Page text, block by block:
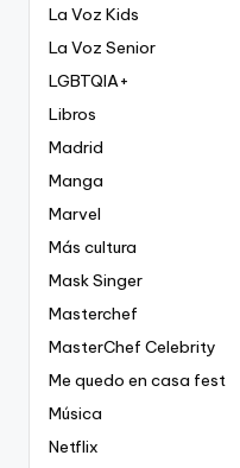
La Voz Kids
La Voz Senior
LGBTQIA+
Libros
Madrid
Manga
Marvel
Más cultura
Mask Singer
Masterchef
MasterChef Celebrity
Me quedo en casa fest
Música
Netflix